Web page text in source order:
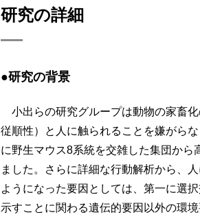
研究の詳細
●研究の背景
小出らの研究グループは動物の家畜
従順性）と人に触られることを嫌がら
に野生マウス8系統を交雑した集団か
ました。さらに詳細な行動解析から、
ようになった要因としては、第一に選
示すことに関わる遺伝的要因以外の環